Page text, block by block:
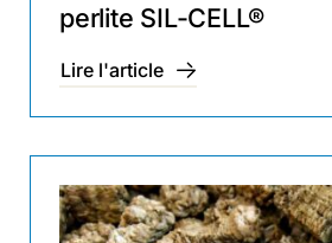
perlite SIL-CELL®
Lire l'article